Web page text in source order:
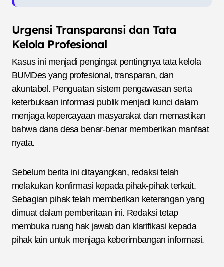
Urgensi Transparansi dan Tata
Kelola Profesional
Kasus ini menjadi pengingat pentingnya tata kelola
BUMDes yang profesional, transparan, dan
akuntabel. Penguatan sistem pengawasan serta
keterbukaan informasi publik menjadi kunci dalam
menjaga kepercayaan masyarakat dan memastikan
bahwa dana desa benar-benar memberikan manfaat
nyata.
Sebelum berita ini ditayangkan, redaksi telah
melakukan konfirmasi kepada pihak-pihak terkait.
Sebagian pihak telah memberikan keterangan yang
dimuat dalam pemberitaan ini. Redaksi tetap
membuka ruang hak jawab dan klarifikasi kepada
pihak lain untuk menjaga keberimbangan informasi.